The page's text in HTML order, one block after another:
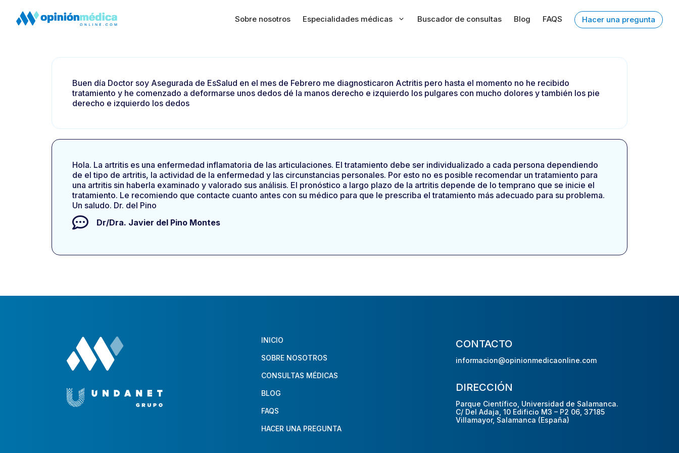
Sobre nosotros Especialidades médicas Buscador de consultas Blog FAQS Hacer una pregunta
Buen día Doctor soy Asegurada de EsSalud en el mes de Febrero me diagnosticaron Actritis pero hasta el momento no he recibido
tratamiento y he comenzado a deformarse unos dedos dé la manos derecho e izquierdo los pulgares con mucho dolores y también los pie
derecho e izquierdo los dedos
Hola. La artritis es una enfermedad inflamatoria de las articulaciones. El tratamiento debe ser individualizado a cada persona dependiendo
de el tipo de artritis, la actividad de la enfermedad y las circunstancias personales. Por esto no es posible recomendar un tratamiento para
una artritis sin haberla examinado y valorado sus análisis. El pronóstico a largo plazo de la artritis depende de lo temprano que se inicie el
tratamiento. Le recomiendo que contacte cuanto antes con su médico para que le prescriba el tratamiento más adecuado para su problema.
Un saludo. Dr. del Pino
Dr/Dra. Javier del Pino Montes
INICIO
SOBRE NOSOTROS
CONSULTAS MÉDICAS
BLOG
FAQS
HACER UNA PREGUNTA
CONTACTO
informacion@opinionmedicaonline.com
DIRECCIÓN
Parque Científico, Universidad de Salamanca.
C/ Del Adaja, 10 Edificio M3 – P2 06, 37185
Villamayor, Salamanca (España)